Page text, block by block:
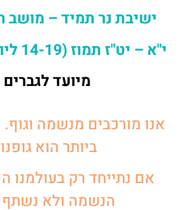
ישיבת נר תמיד – מושב
י"א – יט"ז תמוז (14-19 ליולי למניינם)
מיועד לגברים
אנו מורכבים מנשמה
ביותר הוא
אם נתייחד רק בעולמנו
הנשמה ולא נשתף